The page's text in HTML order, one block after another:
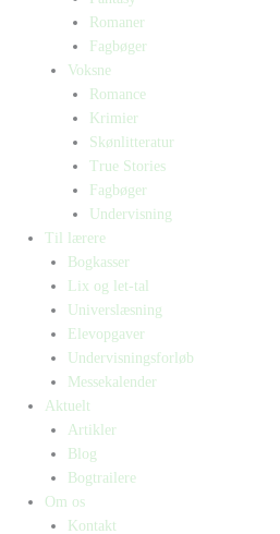
Romaner
Fagbøger
Voksne
Romance
Krimier
Skønlitteratur
True Stories
Fagbøger
Undervisning
Til lærere
Bogkasser
Lix og let-tal
Universlæsning
Elevopgaver
Undervisningsforløb
Messekalender
Aktuelt
Artikler
Blog
Bogtrailere
Om os
Kontakt